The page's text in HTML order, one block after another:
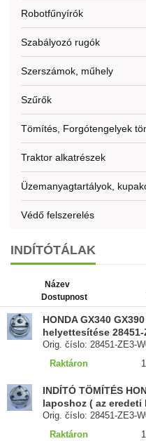
Robotfűnyírók
Szabályozó rugók
Szerszámok, műhely
Szűrők
Tömítés, Forgótengelyek
Traktor alkatrészek
Üzemanyagtartályok,
Védő felszerelés
INDÍTÓTÁLAK
Název
Dostupnost
HONDA GX340
helyettesítése 28451-
Orig. číslo: 28451-ZE3-
Raktáron
INDÍTÓ TÖMÍTÉS
laposhoz ( az eredeti
Orig. číslo: 28451-ZE3-
Raktáron